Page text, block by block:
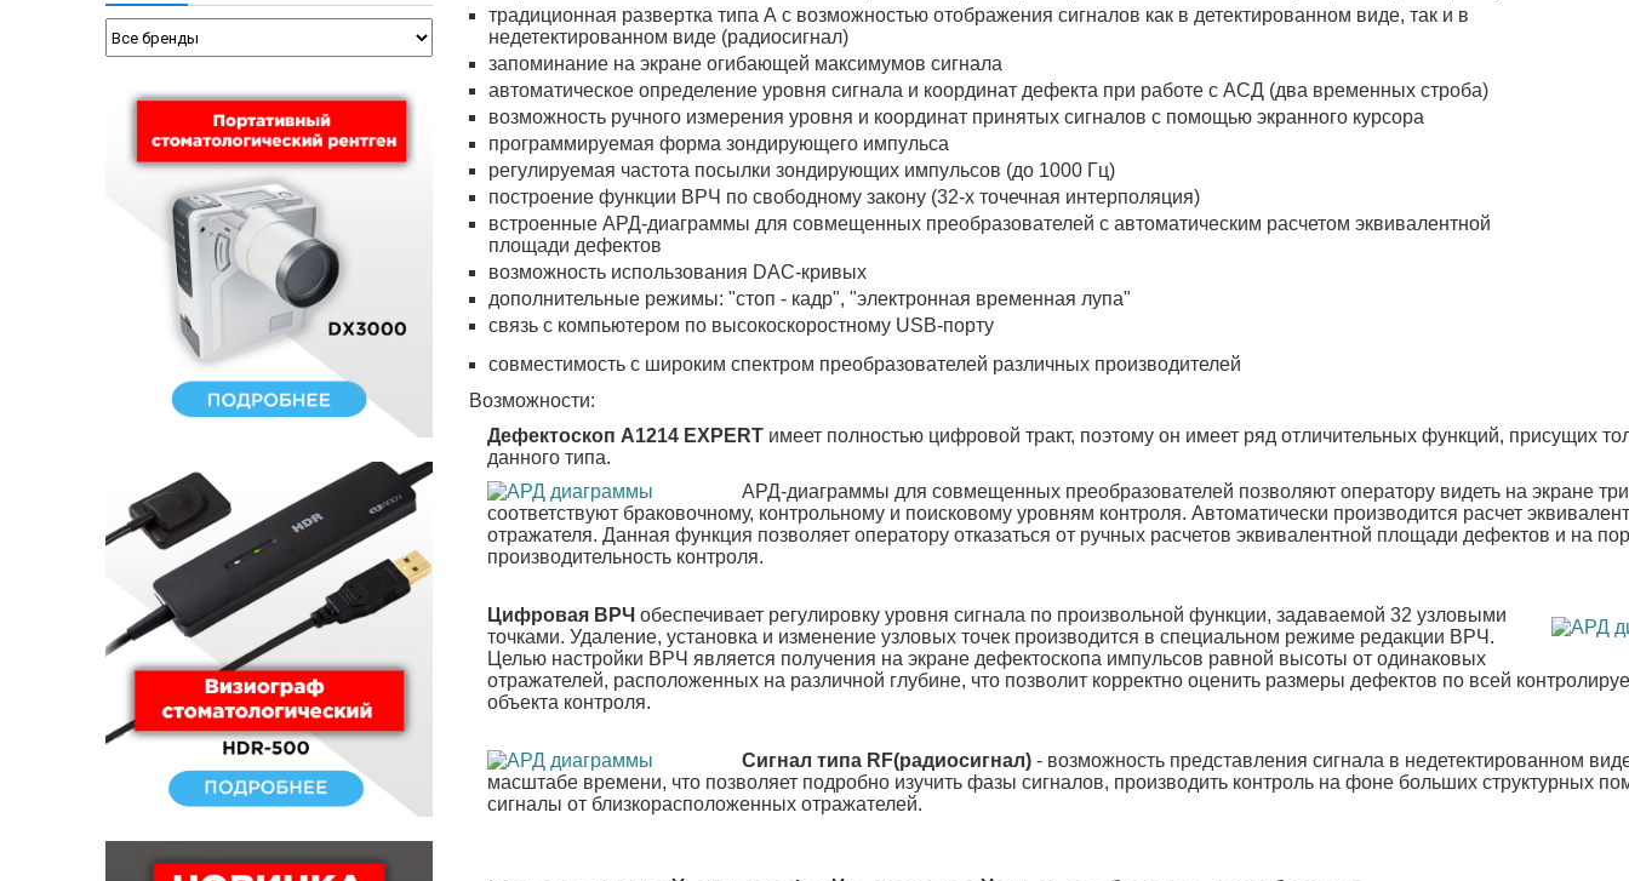
традиционная развертка типа А с возможностью отображения сигналов как в детектированном виде, так и в
недетектированном виде (радиосигнал)
запоминание на экране огибающей максимумов сигнала
автоматическое определение уровня сигнала и координат дефекта при работе с АСД (два временных строба)
возможность ручного измерения уровня и координат принятых сигналов с помощью экранного курсора
программируемая форма зондирующего импульса
регулируемая частота посылки зондирующих импульсов (до 1000 Гц)
построение функции ВРЧ по свободному закону (32-х точечная интерполяция)
встроенные АРД-диаграммы для совмещенных преобразователей с автоматическим расчетом эквивалентной
площади дефектов
возможность использования DAC-кривых
дополнительные режимы: "стоп - кадр", "электронная временная лупа"
связь с компьютером по высокоскоростному USB-порту
совместимость с широким спектром преобразователей различных производителей
Возможности:
Дефектоскоп А1214 EXPERT имеет полностью цифровой тракт, поэтому он имеет ряд отличительных функций, присущих
данного типа.
АРД-диаграммы для совмещенных преобразователей позволяют оператору видеть на экране
соответствуют браковочному, контрольному и поисковому уровням контроля. Автоматически производится расчет
отражателя. Данная функция позволяет оператору отказаться от ручных расчетов эквивалентной площади дефектов и на
производительность контроля.
Цифровая ВРЧ обеспечивает регулировку уровня сигнала по произвольной функции, задаваемой 32 узловыми
точками. Удаление, установка и изменение узловых точек производится в специальном режиме редакции ВРЧ.
Целью настройки ВРЧ является получения на экране дефектоскопа импульсов равной высоты от одинаковых
отражателей, расположенных на различной глубине, что позволит корректно оценить размеры дефектов по всей
объекта контроля.
Сигнал типа RF(радиосигнал) - возможность представления сигнала в недетектированном
масштабе времени, что позволяет подробно изучить фазы сигналов, производить контроль на фоне больших структурных
сигналы от близкорасположенных отражателей.